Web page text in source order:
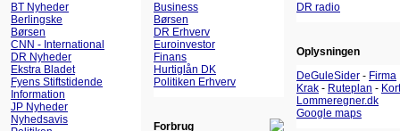
BT Nyheder
Berlingske
Børsen
CNN - International
DR Nyheder
Ekstra Bladet
Fyens Stiftstidende
Information
JP Nyheder
Nyhedsavis
Business
Børsen
DR Erhverv
Euroinvestor
Finans
Hurtiglån DK
Politiken Erhverv
Forbrug
DR radio
Oplysningen
DeGuleSider - Firma
Krak - Ruteplan - Kort
Lommeregner.dk
Google maps